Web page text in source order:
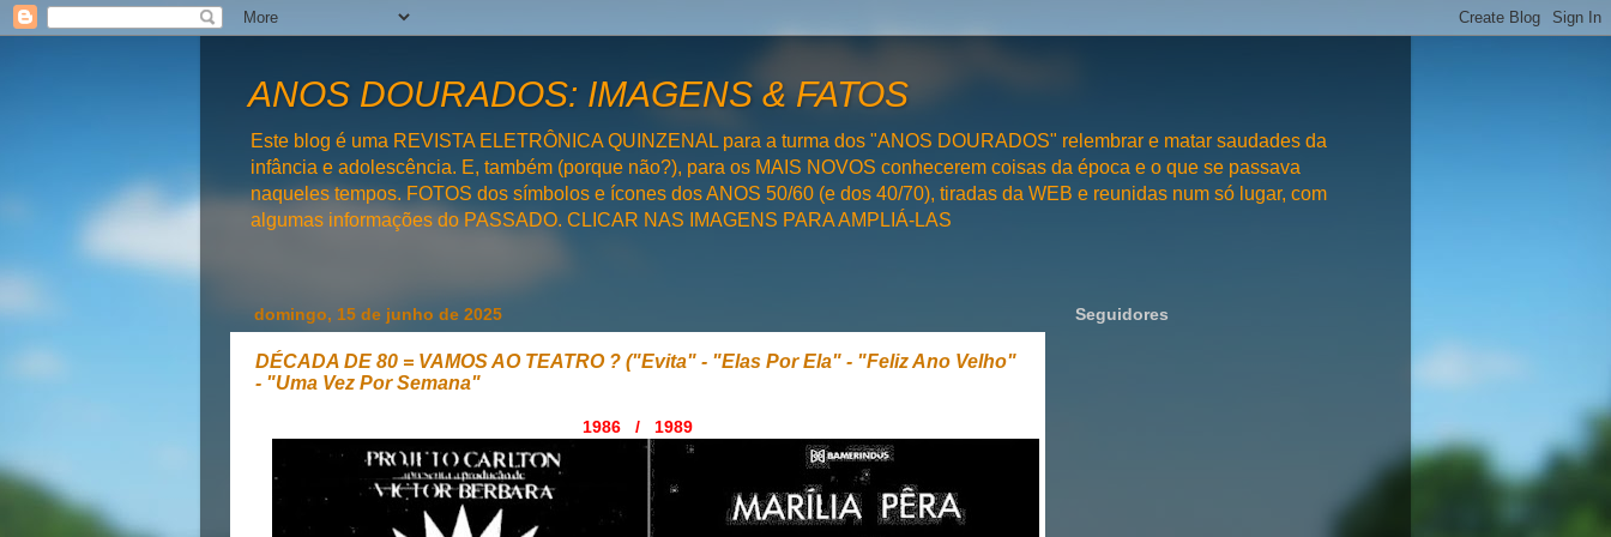
ANOS DOURADOS: IMAGENS & FATOS
Este blog é uma REVISTA ELETRÔNICA QUINZENAL para a turma dos "ANOS DOURADOS" relembrar e matar saudades da
infância e adolescência. E, também (porque não?), para os MAIS NOVOS conhecerem coisas da época e o que se passava
naqueles tempos. FOTOS dos símbolos e ícones dos ANOS 50/60 (e dos 40/70), tiradas da WEB e reunidas num só lugar, com
algumas informações do PASSADO. CLICAR NAS IMAGENS PARA AMPLIÁ-LAS
domingo, 15 de junho de 2025
DÉCADA DE 80 = VAMOS AO TEATRO ? ("Evita" - "Elas Por Ela" - "Feliz Ano Velho"
- "Uma Vez Por Semana"
1986 / 1989
Seguidores